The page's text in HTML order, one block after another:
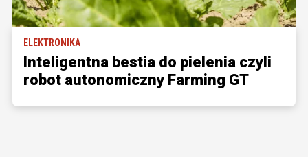
ELEKTRONIKA
Inteligentna bestia do pielenia czyli
robot autonomiczny Farming GT